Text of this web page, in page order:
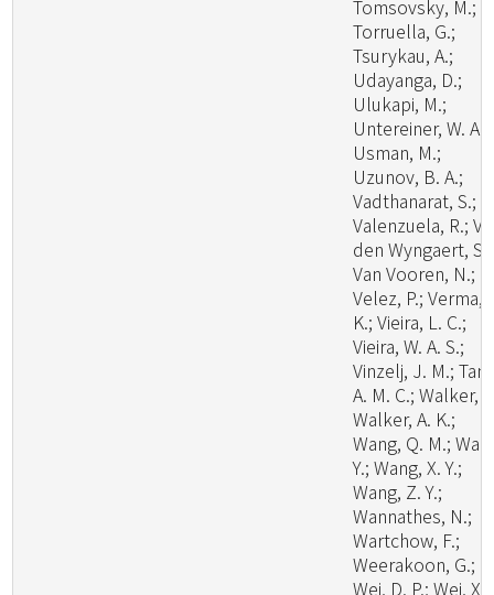
Tomsovsky, M.;
Torruella, G.;
Tsurykau, A.;
Udayanga, D.;
Ulukapi, M.;
Untereiner, W. A.;
Usman, M.;
Uzunov, B. A.;
Vadthanarat, S.;
Valenzuela, R.;
den Wyngaert, S.;
Van Vooren, N.;
Velez, P.; Verma,
K.; Vieira, L. C.;
Vieira, W. A. S.;
Vinzelj, J. M.;
A. M. C.; Walker,
Walker, A. K.;
Wang, Q. M.;
Y.; Wang, X. Y.;
Wang, Z. Y.;
Wannathes, N.;
Wartchow, F.;
Weerakoon, G.;
Wei, D. P.; Wei, X.;